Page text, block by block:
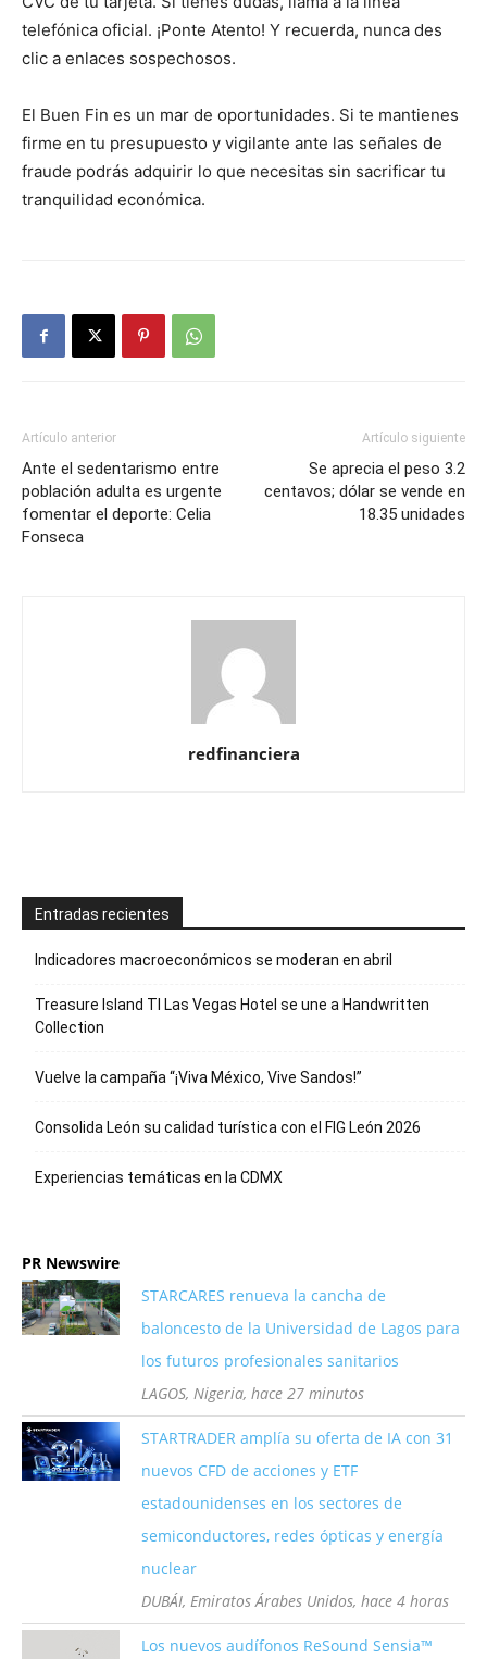
telefónica oficial. ¡Ponte Atento! Y recuerda, nunca des
clic a enlaces sospechosos.
El Buen Fin es un mar de oportunidades. Si te mantienes
firme en tu presupuesto y vigilante ante las señales de
fraude podrás adquirir lo que necesitas sin sacrificar tu
tranquilidad económica.
Artículo anterior
Ante el sedentarismo entre
población adulta es urgente
fomentar el deporte: Celia
Fonseca
Artículo siguiente
Se aprecia el peso 3.2
centavos; dólar se vende en
18.35 unidades
redfinanciera
Entradas recientes
Indicadores macroeconómicos se moderan en abril
Treasure Island TI Las Vegas Hotel se une a Handwritten
Collection
Vuelve la campaña “¡Viva México, Vive Sandos!”
Consolida León su calidad turística con el FIG León 2026
Experiencias temáticas en la CDMX
PR Newswire
STARCARES renueva la cancha de
baloncesto de la Universidad de Lagos para
los futuros profesionales sanitarios
LAGOS, Nigeria, hace 27 minutos
STARTRADER amplía su oferta de IA con 31
nuevos CFD de acciones y ETF
estadounidenses en los sectores de
semiconductores, redes ópticas y energía
nuclear
DUBÁI, Emiratos Árabes Unidos, hace 4 horas
Los nuevos audífonos ReSound Sensia™